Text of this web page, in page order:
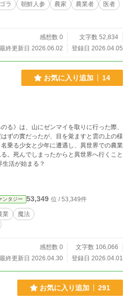
ラ 朝鮮人参 農家 農業者
医者
感想数 0
文字数 52,834
最終更新日 2026.06.02
登録日 2026.04.05
お気に入り追加 14
る》は、山にゼンマイを取りに行った際、
ずの實だったが、目を覚ますと雲の上の様
乗る少女と少年に遭遇し、異世界での農業
。死んでしまったからと異世界へ行くこと
活が始まる？
ンタジー 53,349 位 / 53,349件
業
魔法
感想数 0
文字数 106,066
最終更新日 2026.04.30
登録日 2026.04.01
お気に入り追加 291